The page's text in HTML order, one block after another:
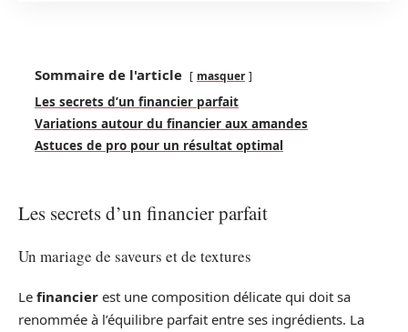
Sommaire de l'article masquer
Les secrets d’un financier parfait
Variations autour du financier aux amandes
Astuces de pro pour un résultat optimal
Les secrets d’un financier parfait
Un mariage de saveurs et de textures
Le financier est une composition délicate qui doit sa
renommée à l’équilibre parfait entre ses ingrédients. La